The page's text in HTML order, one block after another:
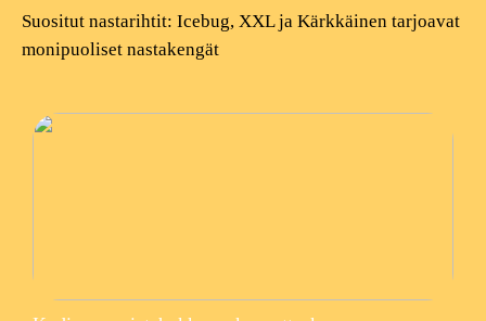
Suositut nastarihtit: Icebug, XXL ja Kärkkäinen tarjoavat
monipuoliset nastakengät